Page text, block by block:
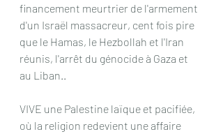
financement meurtrier de l'armement
d'un Israël massacreur, cent fois pire
que le Hamas, le Hezbollah et l'Iran
réunis, l'arrêt du génocide à Gaza et
au Liban..
VIVE une Palestine laïque et pacifiée,
où la religion redevient une affaire